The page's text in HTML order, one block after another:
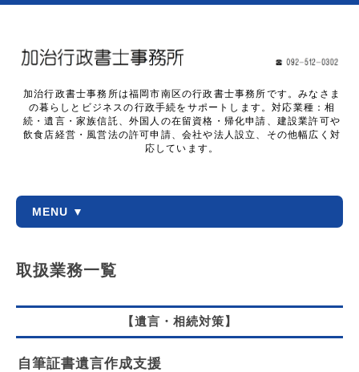
加治行政書士事務所は福岡市南区の行政書士事務所です。みなさま
の暮らしとビジネスの行政手続をサポートします。対応業種：相
続・遺言・家族信託、外国人の在留資格・帰化申請、建設業許可や
飲食店経営・風営法の許可申請、会社や法人設立、その他幅広く対
応しています。
MENU ▼
取扱業務一覧
【遺言・相続対策】
自筆証書遺言作成支援